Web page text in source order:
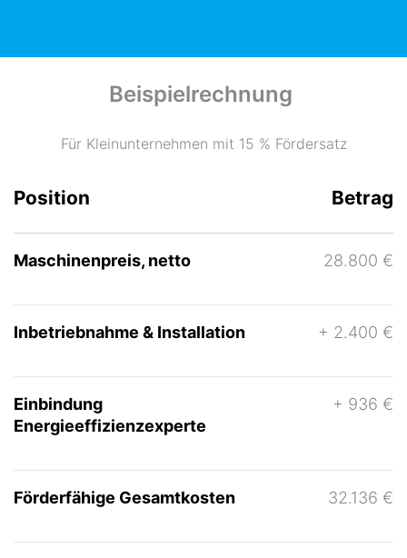
Beispielrechnung
Für Kleinunternehmen mit 15 % Fördersatz
Position Betrag
Maschinenpreis, netto 28.800 €
Inbetriebnahme & Installation + 2.400 €
Einbindung
Energieeffizienzexperte
+ 936 €
Förderfähige Gesamtkosten 32.136 €